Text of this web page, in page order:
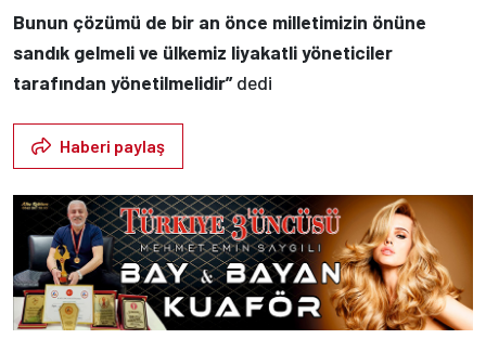
Bunun çözümü de bir an önce milletimizin önüne
sandık gelmeli ve ülkemiz liyakatli yöneticiler
tarafından yönetilmelidir”dedi
Haberi paylaş